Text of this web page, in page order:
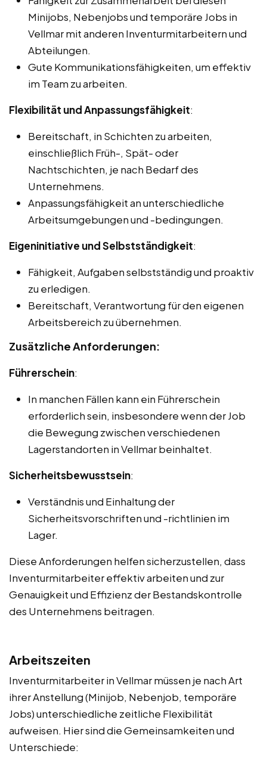
Minijobs, Nebenjobs und temporäre Jobs in
Vellmar mit anderen Inventurmitarbeitern und
Abteilungen.
Gute Kommunikationsfähigkeiten, um effektiv
im Team zu arbeiten.
Flexibilität und Anpassungsfähigkeit:
Bereitschaft, in Schichten zu arbeiten,
einschließlich Früh-, Spät- oder
Nachtschichten, je nach Bedarf des
Unternehmens.
Anpassungsfähigkeit an unterschiedliche
Arbeitsumgebungen und -bedingungen.
Eigeninitiative und Selbstständigkeit:
Fähigkeit, Aufgaben selbstständig und proaktiv
zu erledigen.
Bereitschaft, Verantwortung für den eigenen
Arbeitsbereich zu übernehmen.
Zusätzliche Anforderungen:
Führerschein:
In manchen Fällen kann ein Führerschein
erforderlich sein, insbesondere wenn der Job
die Bewegung zwischen verschiedenen
Lagerstandorten in Vellmar beinhaltet.
Sicherheitsbewusstsein:
Verständnis und Einhaltung der
Sicherheitsvorschriften und -richtlinien im
Lager.
Diese Anforderungen helfen sicherzustellen, dass
Inventurmitarbeiter effektiv arbeiten und zur
Genauigkeit und Effizienz der Bestandskontrolle
des Unternehmens beitragen.
Arbeitszeiten
Inventurmitarbeiter in Vellmar müssen je nach Art
ihrer Anstellung (Minijob, Nebenjob, temporäre
Jobs) unterschiedliche zeitliche Flexibilität
aufweisen. Hier sind die Gemeinsamkeiten und
Unterschiede: